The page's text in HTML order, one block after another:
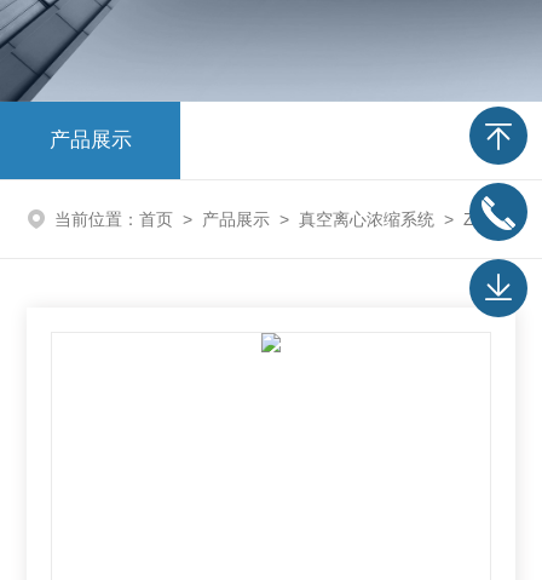
产品展示
当前位置： 首页 > 产品展示 > 真空离心浓缩系统 > ZLS-3型真空离心浓缩仪